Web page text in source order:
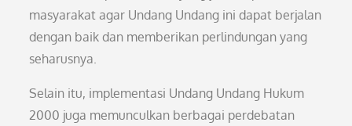
masyarakat agar Undang Undang ini dapat berjalan
dengan baik dan memberikan perlindungan yang
seharusnya.
Selain itu, implementasi Undang Undang Hukum
2000 juga memunculkan berbagai perdebatan